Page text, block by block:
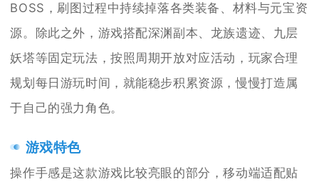
BOSS，刷图过程中持续掉落各类装备、材料与元宝资
源。除此之外，游戏搭配深渊副本、龙族遗迹、九层
妖塔等固定玩法，按照周期开放对应活动，玩家合理
规划每日游玩时间，就能稳步积累资源，慢慢打造属
于自己的强力角色。
游戏特色
操作手感是这款游戏比较亮眼的部分，移动端适配贴